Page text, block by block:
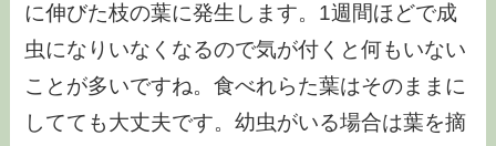
に伸びた枝の葉に発生します。1週間ほどで成
虫になりいなくなるので気が付くと何もいない
ことが多いですね。食べれらた葉はそのままに
してても大丈夫です。幼虫がいる場合は葉を摘